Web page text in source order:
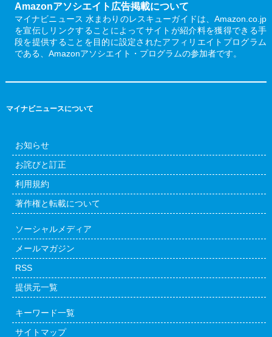
Amazonアソシエイト広告掲載について
マイナビニュース 水まわりのレスキューガイドは、Amazon.co.jp
を宣伝しリンクすることによってサイトが紹介料を獲得できる手
段を提供することを目的に設定されたアフィリエイトプログラム
である、Amazonアソシエイト・プログラムの参加者です。
マイナビニュースについて
お知らせ
お詫びと訂正
利用規約
著作権と転載について
ソーシャルメディア
メールマガジン
RSS
提供元一覧
キーワード一覧
サイトマップ